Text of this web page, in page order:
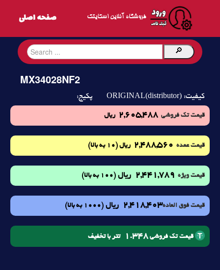
فروشگاه آنلاین اسکایتک
MX34028NF2
کیفیت: ORIGINAL(distributor) پکیج:
قیمت تک فروشی 2,605,488 ریال
قیمت عمده 2,488,560 ریال (10 به بالا)
قیمت ویژه 2,441,789 ریال (100 به بالا)
قیمت فوق العاده2,418,403 ریال (1000 به بالا)
قیمت تک فروشی 1.348 تتر با تخفیف